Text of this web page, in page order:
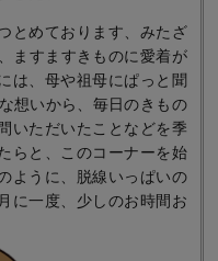
とめております、みたざ
ますますきものに愛着が
は、母や祖母にぱっと聞
想いから、毎日のきもの
いただいたことなどを季
らと、このコーナーを始
ように、脱線いっぱいの
に一度、少しのお時間お